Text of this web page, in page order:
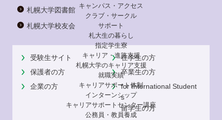
キャンパス・アクセス
クラブ・サークル
サポート
札大生の暮らし
指定学生寮
キャリア・進路支援
札幌大学のキャリア支援
就職実績
キャリアサポート体制
インターンシップ
キャリアサポートセンター講座
公務員・教員養成
札幌大学図書館
札幌大学校友会
受験生サイト
在学生の方
保護者の方
卒業生の方
企業の方
for International Student
s
留学生の方